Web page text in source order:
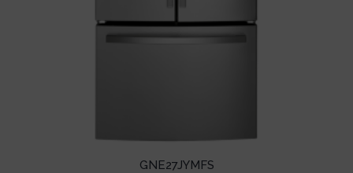
GNE27JYMFS